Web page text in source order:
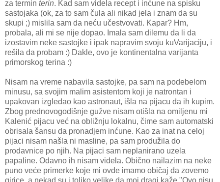
za termin terin. Kad sam videla recept i inćune na spisku
sastojaka (ok, za to sam čula ali nikad jela i znam da su
skupi ;) mislila sam da neću učestvovati. Kapar? Hm,
probala, ali mi se nije dopao. Imala sam dilemu da li da
izostavim neke sastojke i ipak napravim svoju kuVarijaciju, i
rešila da probam :) Dakle, ovo je kontinentalna varijanta
primorskog terina :)
Nisam na vreme nabavila sastojke, pa sam na podebelom
minusu, sa svojim malim asistentom koji je natrontan i
upakovan izgledao kao astronaut, išla na pijacu da ih kupim.
Zbog prednovogodišnje gužve nisam otišla na omiljenu mi
Kalenić pijacu već na obližnju lokalnu, čime sam automatski
obrisala šansu da pronadjem inćune. Kao za inat na celoj
pijaci nisam našla ni masline, pa sam produžila do
prodavnice po njih. Na pijaci sam neplanirano uzela
papaline. Odavno ih nisam videla. Obično nailazim na neke
puno veće primerke koje mi ovde imamo običaj da zovemo